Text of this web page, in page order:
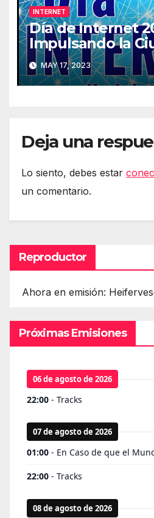
INTERNET
Día de Internet
Impulsando la
Digital
MAY 17, 2023
Deja una
Lo siento, debes estar
un comentario.
Reproductor
Ahora en emisión:
Próximas Emisiones